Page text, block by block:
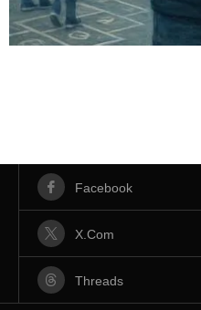
Facebook
X.com
Threads